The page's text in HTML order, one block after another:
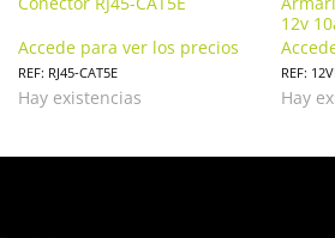
Accede para ver los precios
REF: RJ45-CAT5E
Hay existencias
12v
REF:
Hay